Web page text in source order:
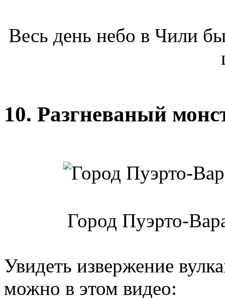
Весь день небо в Чили
10. Разгневаный
Город Пуэрто-
Увидеть извержение
можно в этом видео: